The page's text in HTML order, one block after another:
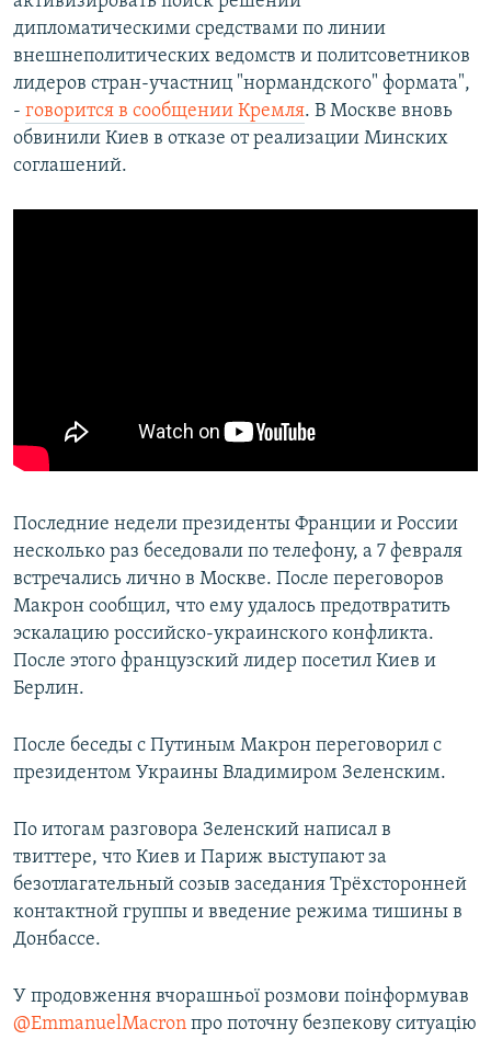
дипломатическими средствами по линии
внешнеполитических ведомств и политсоветников
лидеров стран-участниц "нормандского" формата",
- говорится в сообщении Кремля. В Москве вновь
обвинили Киев в отказе от реализации Минских
соглашений.
Последние недели президенты Франции и России
несколько раз беседовали по телефону, а 7 февраля
встречались лично в Москве. После переговоров
Макрон сообщил, что ему удалось предотвратить
эскалацию российско-украинского конфликта.
После этого французский лидер посетил Киев и
Берлин.
После беседы с Путиным Макрон переговорил с
президентом Украины Владимиром Зеленским.
По итогам разговора Зеленский написал в
твиттере, что Киев и Париж выступают за
безотлагательный созыв заседания Трёхсторонней
контактной группы и введение режима тишины в
Донбассе.
У продовження вчорашньої розмови поінформував
@EmmanuelMacron про поточну безпекову ситуацію